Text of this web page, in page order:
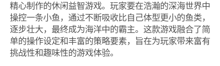
精心制作的休闲益智游戏。玩家要在浩瀚的深海世界中
操控一条小鱼，通过不断吸收比自己体型更小的鱼类，
逐步壮大，最终成为海洋中的霸主。这款游戏融合了简
单的操作设定和丰富的策略要素，旨在为玩家带来富有
挑战性和趣味性的游戏体验。